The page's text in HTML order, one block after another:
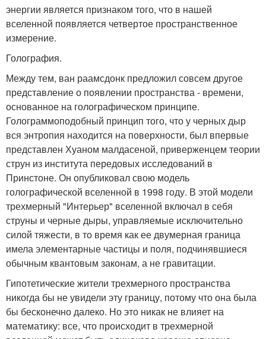
энергии является признаком того, что в нашей
вселенной появляется четвертое пространственное
измерение.
Голография.
Между тем, ван раамсдонк предложил совсем другое
представление о появлении пространства - времени,
основанное на голографическом принципе.
Голограммоподобный принцип того, что у черных дыр
вся энтропия находится на поверхности, был впервые
представлен Хуаном малдасеной, приверженцем теории
струн из института передовых исследований в
Принстоне. Он опубликовал свою модель
голографической вселенной в 1998 году. В этой модели
трехмерный "Интерьер" вселенной включал в себя
струны и черные дыры, управляемые исключительно
силой тяжести, в то время как ее двумерная граница
имела элементарные частицы и поля, подчинявшиеся
обычным квантовым законам, а не гравитации.
Гипотетические жители трехмерного пространства
никогда бы не увидели эту границу, потому что она была
бы бесконечно далеко. Но это никак не влияет на
математику: все, что происходит в трехмерной